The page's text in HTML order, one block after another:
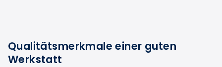
Qualitätsmerkmale einer guten
Werkstatt